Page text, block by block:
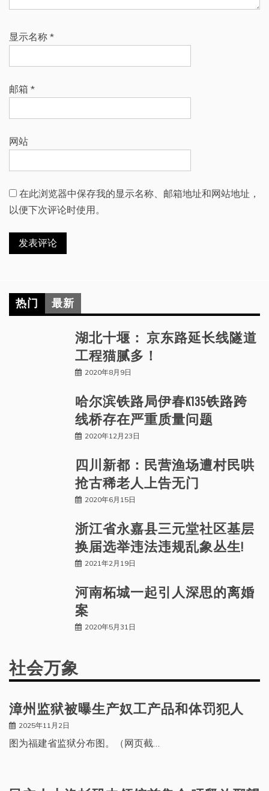
显示名称 *
邮箱 *
网站
在此浏览器中保存我的显示名称、邮箱地址和网站地址，
以便下次评论时使用。
热门 最新
湖北十堰： 京东路延长线隧道
工程猫腻多！
2020年8月9日
哈尔滨铁路局伊春K135铁路跨
线桥存在严重质量问题
2020年12月23日
四川新都：民营渔场遭村民哄
抢古稀老人上告无门
2020年6月15日
浙江省永嘉县三元堂社区基层
换届选举违法违规乱象丛生!
2021年2月19日
河南柘城一起引人深思的离婚
案
2020年5月31日
社会万象
漳州监狱被曝生产奴工产品和体罚犯人
2025年11月2日
图为福建省监狱分布图。（网页截…